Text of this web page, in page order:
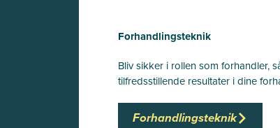
Forhandlingsteknik
Bliv sikker i rollen som forhandler,
tilfredsstillende resultater i dine
Forhandlingsteknik